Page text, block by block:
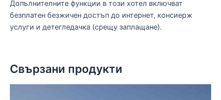
Допълнителните функции в този хотел включват
безплатен безжичен достъп до интернет, консиерж
услуги и детегледачка (срещу заплащане).
Свързани продукти